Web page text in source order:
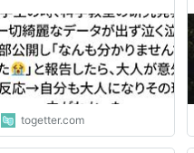
と報告したら、大人が意外な
反応→自分も大人になりその
理由がわかった
togetter.com